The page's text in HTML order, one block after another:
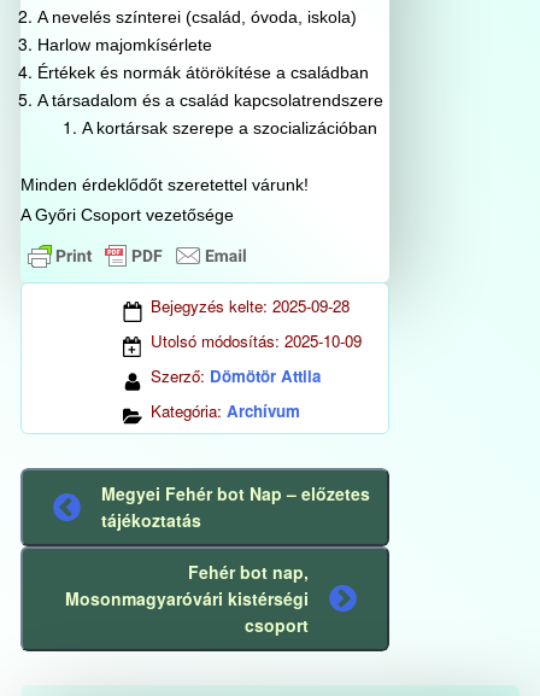
A nevelés színterei (család, óvoda, iskola)
Harlow majomkísérlete
Értékek és normák átörökítése a családban
A társadalom és a család kapcsolatrendszere
A kortársak szerepe a szocializációban
Minden érdeklődőt szeretettel várunk!
A Győri Csoport vezetősége
Bejegyzés kelte: 2025-09-28
Utolsó módosítás: 2025-10-09
Szerző: Dömötör Attila
Kategória: Archívum
Előző
bejegyzés
Megyei Fehér bot Nap – előzetes
tájékoztatás
Következő
Fehér bot nap,
Mosonmagyaróvári kistérségi
csoport